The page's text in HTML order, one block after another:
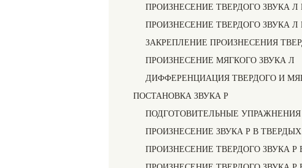
ПРОИЗНЕСЕНИЕ ТВЕРДОГО ЗВУКА
ПРОИЗНЕСЕНИЕ ТВЕРДОГО ЗВУКА
ЗАКРЕПЛЕНИЕ ПРОИЗНЕСЕНИЯ
ПРОИЗНЕСЕНИЕ МЯГКОГО ЗВУКА Л
ДИФФЕРЕНЦИАЦИЯ ТВЕРДОГО И
ПОСТАНОВКА ЗВУКА Р
ПОДГОТОВИТЕЛЬНЫЕ УПРАЖНЕНИЯ
ПРОИЗНЕСЕНИЕ ЗВУКА Р В
ПРОИЗНЕСЕНИЕ ТВЕРДОГО ЗВУКА Р